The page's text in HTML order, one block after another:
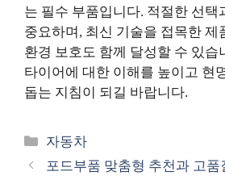
는 필수 부품입니다. 적절한 선택
중요하며, 최신 기술을 접목한 제
환경 보호도 함께 달성할 수 있습
타이어에 대한 이해를 높이고 현
돕는 지침이 되길 바랍니다.
카
테
자동차
포드부품 맞춤형 추천과 고